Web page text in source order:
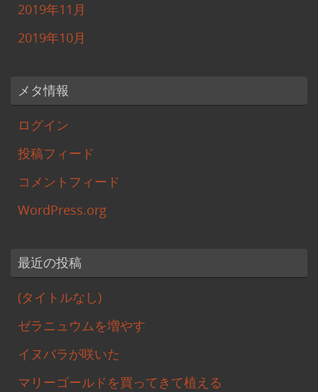
2019年11月
2019年10月
メタ情報
ログイン
投稿フィード
コメントフィード
WordPress.org
最近の投稿
(タイトルなし)
ゼラニュウムを増やす
イヌバラが咲いた
マリーゴールドを買ってきて植える